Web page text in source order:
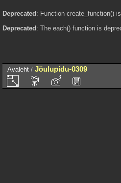
Deprecated : Function create_function()
Deprecated : The each() function is
Avaleht / Jõulupidu-0309